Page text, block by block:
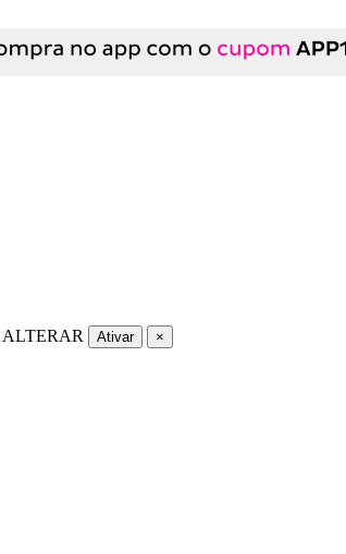
ALTERAR Ativar ×